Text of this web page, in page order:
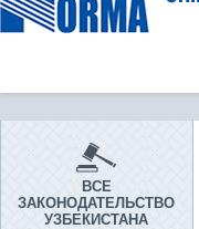
ВСЕ
ЗАКОНОДАТЕЛЬСТВО
УЗБЕКИСТАНА